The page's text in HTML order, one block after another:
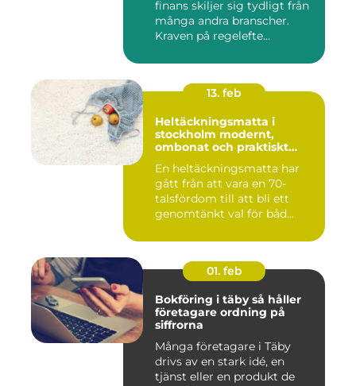
finans skiljer sig tydligt från
många andra branscher.
Kraven på regelefte...
13. feb
Heltäckningsmatta i
stockholm modernt,
ombonat och praktiskt
En heltäckningsmatta har
gått från att vara en 70-
talsfördom till att bli ett
genomtänkt val för båd...
01. feb
Bokföring i täby så håller
företagare ordning på
siffrorna
Många företagare i Täby
drivs av en stark idé, en
tjänst eller en produkt de